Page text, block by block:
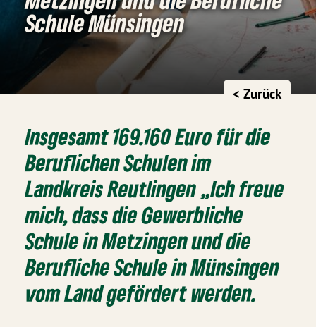
Schule Münsingen
< Zurück
Insgesamt 169.160 Euro für die
Beruflichen Schulen im
Landkreis Reutlingen „Ich freue
mich, dass die Gewerbliche
Schule in Metzingen und die
Berufliche Schule in Münsingen
vom Land gefördert werden.